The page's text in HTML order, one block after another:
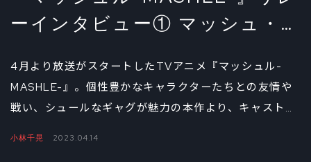
ーインタビュー① マッシュ・
4月より放送がスタートしたTVアニメ『マッシュル-
MASHLE-』。個性豊かなキャラクターたちとの友情や
戦い、シュールなギャグが魅力の本作より、キャスト＆
小林千晃 2023.04.14